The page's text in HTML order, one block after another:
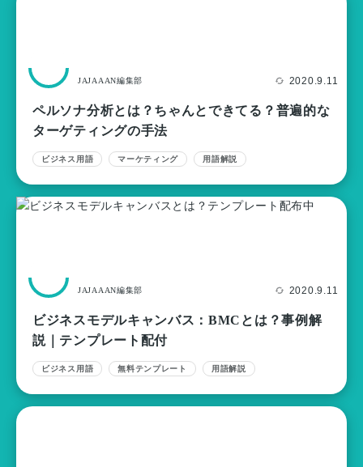
JAJAAAN編集部 2020.9.11
ペルソナ分析とは？ちゃんとできてる？普遍的な
ターゲティングの手法
ビジネス用語 マーケティング 用語解説
JAJAAAN編集部 2020.9.11
ビジネスモデルキャンバス：BMCとは？事例解
説｜テンプレート配付
ビジネス用語 無料テンプレート 用語解説